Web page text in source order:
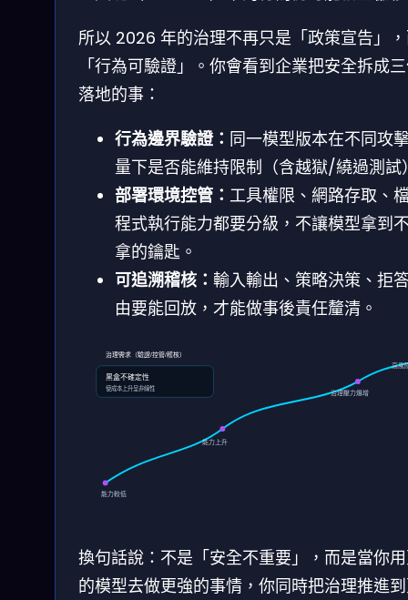
所以 2026 年的治理不再只是「政策宣告」
「行為可驗證」。你會看到企業把安全拆成
落地的事：
行為邊界驗證： 同一模型版本在不同攻
量下是否能維持限制（含越獄/繞過測試
部署環境控管： 工具權限、網路存取、
程式執行能力都要分級，不讓模型拿到
拿的鑰匙。
可追溯稽核： 輸入輸出、策略決策、拒
由要能回放，才能做事後責任釐清。
能力較低
能力上升
治理壓力爆增
高風
治理需求（驗證/控管/稽核）
黑盒不確定性
使成本上升呈非線性
換句話說：不是「安全不重要」，而是當你
的模型去做更強的事情，你同時把治理推進